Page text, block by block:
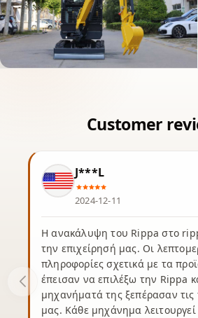
J***L
2024-12-11
Η ανακάλυψη του Rippa στο
την επιχείρησή μας. Οι
πληροφορίες σχετικά με τα
έπεισαν να επιλέξω την Rippa
μηχανήματά της ξεπέρασαν τις
μας. Κάθε μηχάνημα